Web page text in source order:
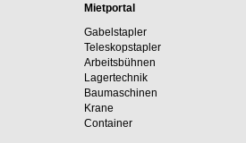
Mietportal
Gabelstapler
Teleskopstapler
Arbeitsbühnen
Lagertechnik
Baumaschinen
Krane
Container